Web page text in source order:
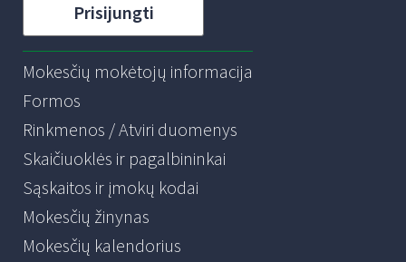
Prisijungti
Mokesčių mokėtojų informacija
Formos
Rinkmenos / Atviri duomenys
Skaičiuoklės ir pagalbininkai
Sąskaitos ir įmokų kodai
Mokesčių žinynas
Mokesčių kalendorius